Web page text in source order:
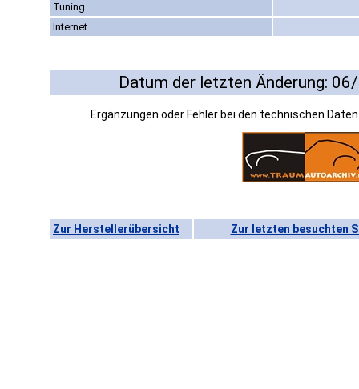
Tuning
Internet
Datum der letzten Änderung:
Ergänzungen oder Fehler bei den technischen
Zur Herstellerübersicht Zur letzten besuchten